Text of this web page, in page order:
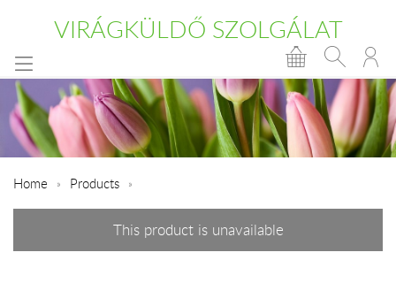
VIRÁGKÜLDŐ SZOLGÁLAT
Home Products
This product is unavailable